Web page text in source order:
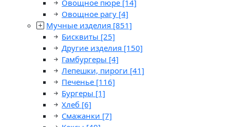
Овощное пюре [14]
Овощное рагу [4]
Мучные изделия [851]
Бисквиты [25]
Другие изделия [150]
Гамбургеры [4]
Лепешки, пироги [41]
Печенье [116]
Бургеры [1]
Хлеб [6]
Смажанки [7]